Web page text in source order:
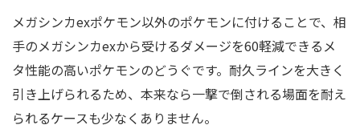
メガシンカexポケモン以外のポケモンに付けることで、相
手のメガシンカexから受けるダメージを60軽減できるメ
タ性能の高いポケモンのどうぐです。耐久ラインを大きく
引き上げられるため、本来なら一撃で倒される場面を耐え
られるケースも少なくありません。